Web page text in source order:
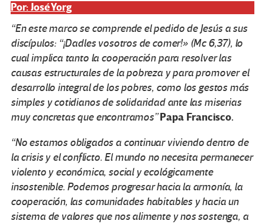
Por: José Yorg
“En este marco se comprende el pedido de Jesús a sus
discípulos: “¡Dadles vosotros de comer!» (Mc 6,37), lo
cual implica tanto la cooperación para resolver las
causas estructurales de la pobreza y para promover el
desarrollo integral de los pobres, como los gestos más
simples y cotidianos de solidaridad ante las miserias
muy concretas que encontramos” Papa Francisco.
“No estamos obligados a continuar viviendo dentro de
la crisis y el conflicto. El mundo no necesita permanecer
violento y económica, social y ecológicamente
insostenible. Podemos progresar hacia la armonía, la
cooperación, las comunidades habitables y hacia un
sistema de valores que nos alimente y nos sostenga, a